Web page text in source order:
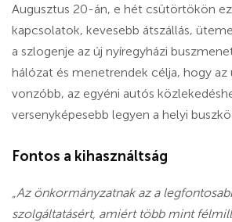
Augusztus 20-án, e hét csütörtökön
kapcsolatok, kevesebb átszállás,
a szlogenje az új nyíregyházi
hálózat és menetrendek célja, hogy az
vonzóbb, az egyéni autós
versenyképesebb legyen a helyi
Fontos a kihasználtság
„Az önkormányzatnak az a
szolgáltatásért, amiért több mint